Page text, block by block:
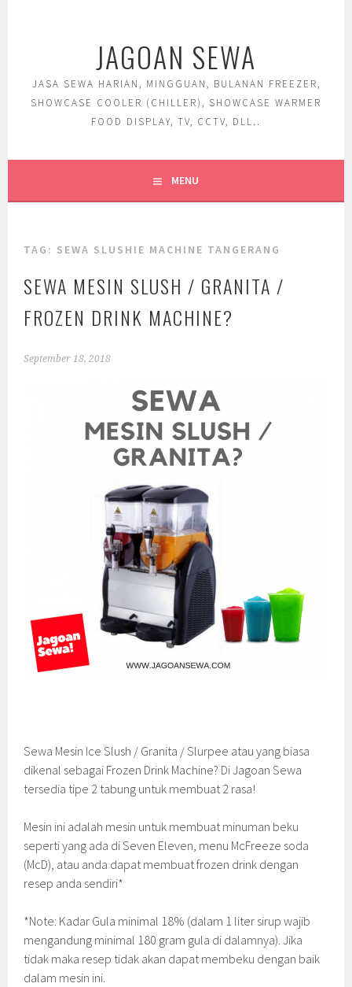
JAGOAN SEWA
JASA SEWA HARIAN, MINGGUAN, BULANAN FREEZER,
SHOWCASE COOLER (CHILLER), SHOWCASE WARMER
FOOD DISPLAY, TV, CCTV, DLL..
MENU
TAG: SEWA SLUSHIE MACHINE TANGERANG
SEWA MESIN SLUSH / GRANITA /
FROZEN DRINK MACHINE?
September 18, 2018
Sewa Mesin Ice Slush / Granita / Slurpee atau yang biasa
dikenal sebagai Frozen Drink Machine? Di Jagoan Sewa
tersedia tipe 2 tabung untuk membuat 2 rasa!
Mesin ini adalah mesin untuk membuat minuman beku
seperti yang ada di Seven Eleven, menu McFreeze soda
(McD), atau anda dapat membuat frozen drink dengan
resep anda sendiri*
*Note: Kadar Gula minimal 18% (dalam 1 liter sirup wajib
mengandung minimal 180 gram gula di dalamnya). Jika
tidak maka resep tidak akan dapat membeku dengan baik
dalam mesin ini.